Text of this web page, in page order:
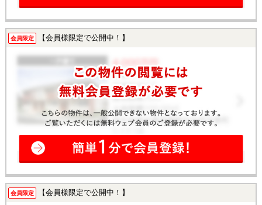
会員限定 【会員様限定で公開中！】
会員限定 【会員様限定で公開中！】